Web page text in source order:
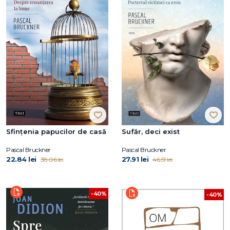
Sfințenia papucilor de casă
Pascal Bruckner
22.84 lei 38.06 lei
Sufăr, deci exist
Pascal Bruckner
27.91 lei 46.51 lei
-40% -40%